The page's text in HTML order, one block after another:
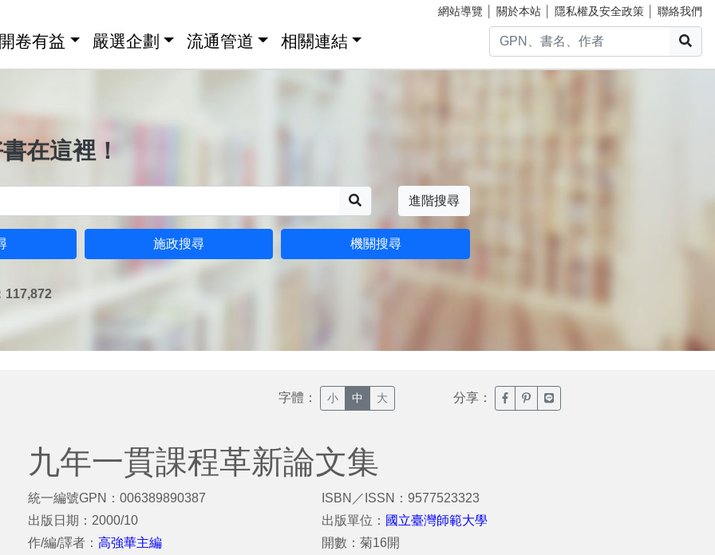
網站導覽 關於本站 隱私權及安全政策 聯絡我們
卷有益 嚴選企劃 流通管道 相關連結
在這裡！
進階搜尋
施政搜尋 機關搜尋
117,872
字體： 小 中 大 分享： 臉書分享(另開新視窗)
噗浪分享(另開新視窗)
Line分享(另開新視窗)
九年一貫課程革新論文集
統一編號GPN：006389890387
出版日期：2000/10
作/編/譯者： 高強華主編
ISBN／ISSN：9577523323
出版單位： 國立臺灣師範大學
開數：菊16開